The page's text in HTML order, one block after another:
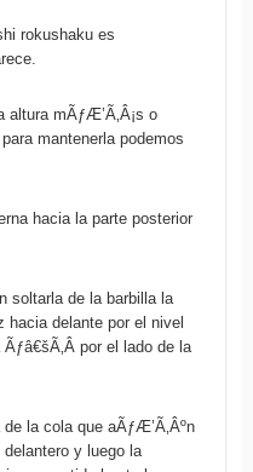
rokushaku es
altura mÃƒÆ’Ã‚Â¡s o
mantenerla podemos
hacia la parte posterior
soltarla de la barbilla la
hacia delante por el nivel
por el lado de la
la cola que aÃƒÆ’Ã‚Âºn
y luego la